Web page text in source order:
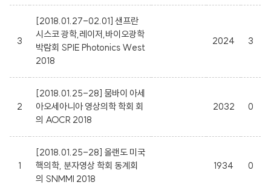
3
[2018.01.27-02.01] 샌프란
시스코 광학,레이저,바이오광학
박람회 SPIE Photonics West
2018
2024 3
2
[2018.01.25-28] 뭄바이 아세
아오세아니아 영상의학 학회 회
의 AOCR 2018
2032 0
1
[2018.01.25-28] 올랜도 미국
핵의학, 분자영상 학회 동계회
의 SNMMI 2018
1934 0